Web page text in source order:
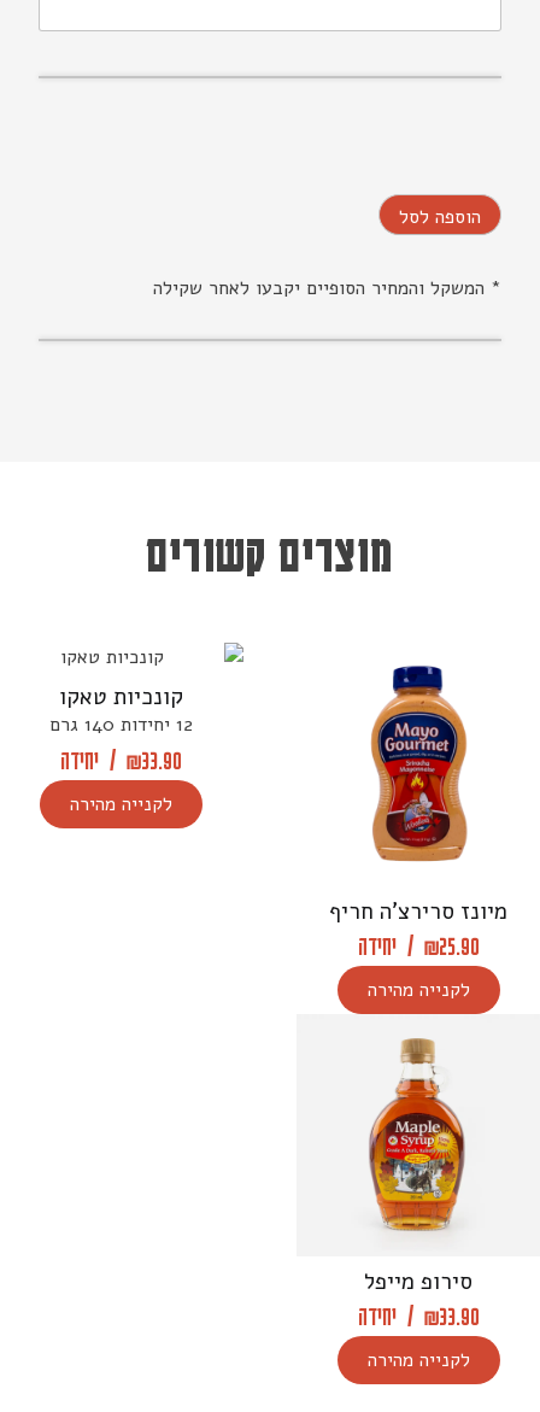
הוספה לסל
* המשקל והמחיר הסופיים יקבעו לאחר שקילה
מוצרים קשורים
מיונז סרירצ’ה חריף
₪25.90
/ יחידה
לקנייה מהירה
קונכיות טאקו
12 יחידות 140 גרם
₪33.90
/ יחידה
לקנייה מהירה
סירופ מייפל
₪33.90
/ יחידה
לקנייה מהירה